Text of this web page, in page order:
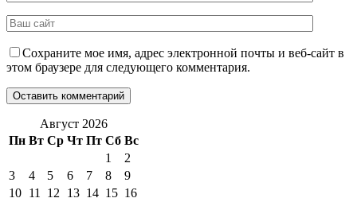
Сохраните мое имя, адрес электронной почты и веб-сайт в
этом браузере для следующего комментария.
Август 2026
Пн Вт Ср Чт Пт Сб Вс
1
2
3
4 5 6 7 8
9
10 11 12 13 14 15 16